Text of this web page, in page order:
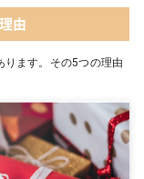
由
ります。その5つの理由